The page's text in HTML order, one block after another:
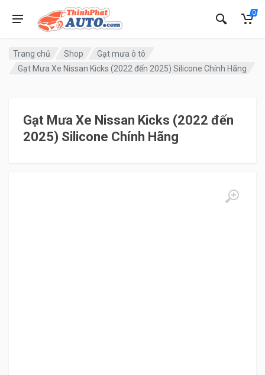
0
Trang chủ Shop
Gạt mưa ô tô
Gạt Mưa Xe Nissan Kicks (2022 đến 2025) Silicone Chính Hãng
Gạt Mưa Xe Nissan Kicks (2022 đến
2025) Silicone Chính Hãng